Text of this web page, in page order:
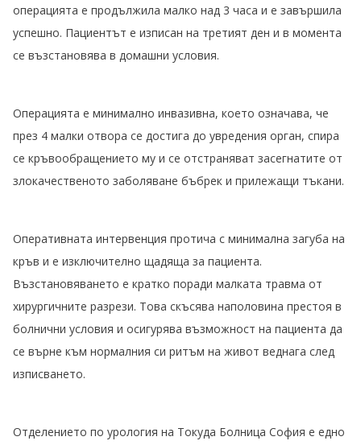
операцията е продължила малко над 3 часа и е завършила
успешно. Пациентът е изписан на третият ден и в момента
се възстановява в домашни условия.
Операцията е минимално инвазивна, което означава, че
през 4 малки отвора се достига до увредения орган, спира
се кръвообращението му и се отстраняват засегнатите от
злокачественото заболяване бъбрек и прилежащи тъкани.
Оперативната интервенция протича с минимална загуба на
кръв и е изключително щадяща за пациента.
Възстановяването е кратко поради малката травма от
хирургичните разрези. Това скъсява наполовина престоя в
болнични условия и осигурява възможност на пациента да
се върне към нормалния си ритъм на живот веднага след
изписването.
Отделението по урология на Токуда Болница София е едно